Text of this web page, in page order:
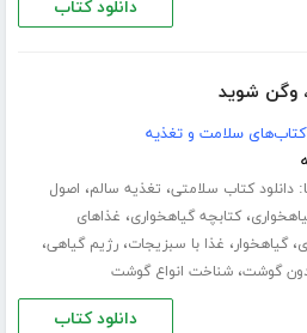
دانلود کتاب
وگن شوید
کتاب‌های سلامت و تغذیه
دانلود کتاب سلامتی، تغذیه سالم، اصول
،کتابچه گیاهخواری، غذاهای
،گیاهخوار، غذا با سبزیجات،رژیم گیاهی،
گوشت،شناخت انواع گوشت
دانلود کتاب